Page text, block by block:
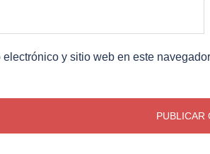
y sitio web en este